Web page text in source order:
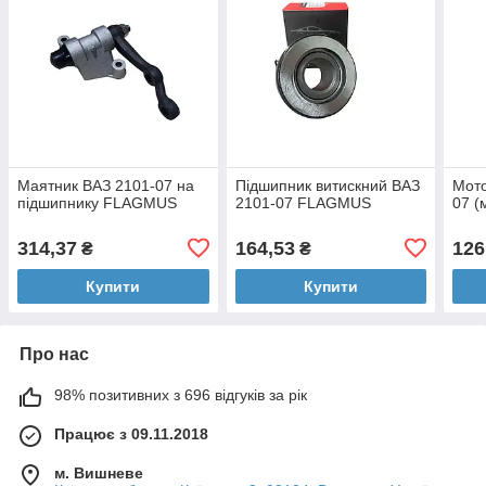
Маятник ВАЗ 2101-07 на
підшипнику FLAGMUS
314,37 ₴
Купити
Підшипник витискний ВАЗ
2101-07 FLAGMUS
164,53₴
Купити
07
Про нас
98% позитивних з 696 відгуків за рік
Працює з 09.11.2018
м. Вишневе